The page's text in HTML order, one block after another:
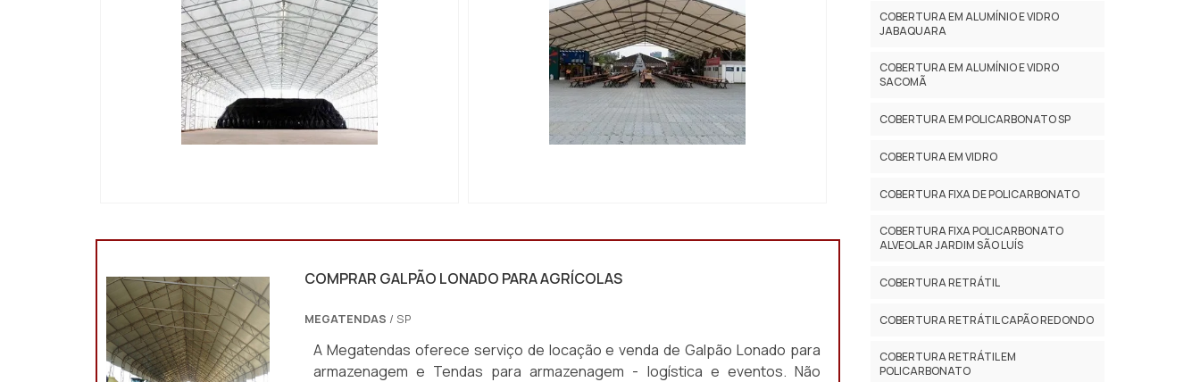
COMPRAR GALPÃO LONADO PARA AGRÍCOLAS
MEGATENDAS / SP
A Megatendas oferece serviço de locação e venda de Galpão Lonado para
armazenagem e Tendas para armazenagem - logística e eventos. Não
COBERTURA EM ALUMÍNIO E VIDRO
JABAQUARA
COBERTURA EM ALUMÍNIO E VIDRO
SACOMÃ
COBERTURA EM POLICARBONATO SP
COBERTURA EM VIDRO
COBERTURA FIXA DE POLICARBONATO
COBERTURA FIXA POLICARBONATO
ALVEOLAR JARDIM SÃO LUÍS
COBERTURA RETRÁTIL
COBERTURA RETRÁTIL CAPÃO REDONDO
COBERTURA RETRÁTIL EM
POLICARBONATO